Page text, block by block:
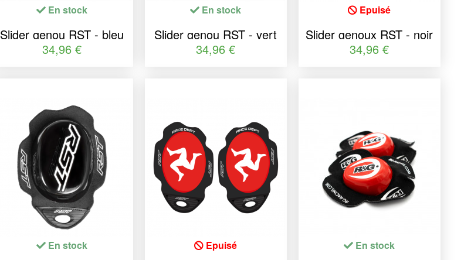
En stock
Slider genou RST - bleu
taille unique
34,96 €
En stock
Slider genou RST - vert
fluo taille unique
34,96 €
Epuisé
Slider genoux RST - noir
mat taille unique
34,96 €
En stock Epuisé En stock